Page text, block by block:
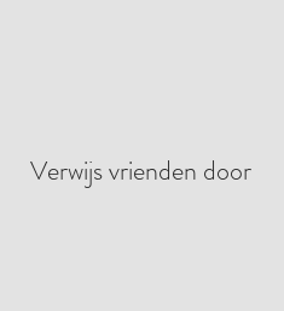
Verwijs vrienden door